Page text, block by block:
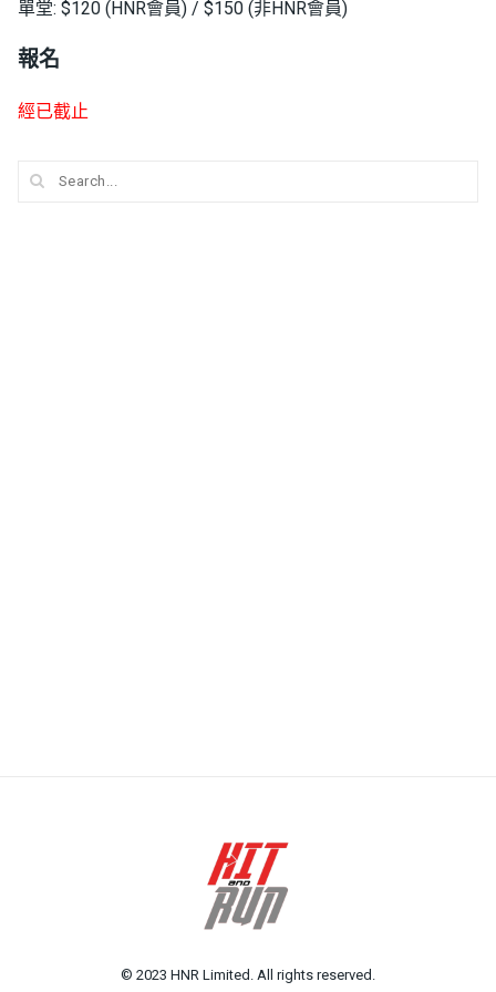
單堂: $120 (HNR會員) / $150 (非HNR會員)
報名
經已截止
© 2023 HNR Limited. All rights reserved.